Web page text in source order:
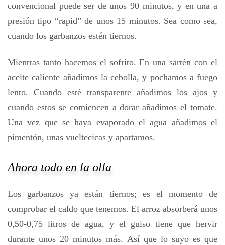
convencional puede ser de unos 90 minutos, y en una a
presión tipo “rapid” de unos 15 minutos. Sea como sea,
cuando los garbanzos estén tiernos.
Mientras tanto hacemos el sofrito. En una sartén con el
aceite caliente añadimos la cebolla, y pochamos a fuego
lento. Cuando esté transparente añadimos los ajos y
cuando estos se comiencen a dorar añadimos el tomate.
Una vez que se haya evaporado el agua añadimos el
pimentón, unas vueltecicas y apartamos.
Ahora todo en la olla
Los garbanzos ya están tiernos; es el momento de
comprobar el caldo que tenemos. El arroz absorberá unos
0,50-0,75 litros de agua, y el guiso tiene que hervir
durante unos 20 minutos más. Así que lo suyo es que